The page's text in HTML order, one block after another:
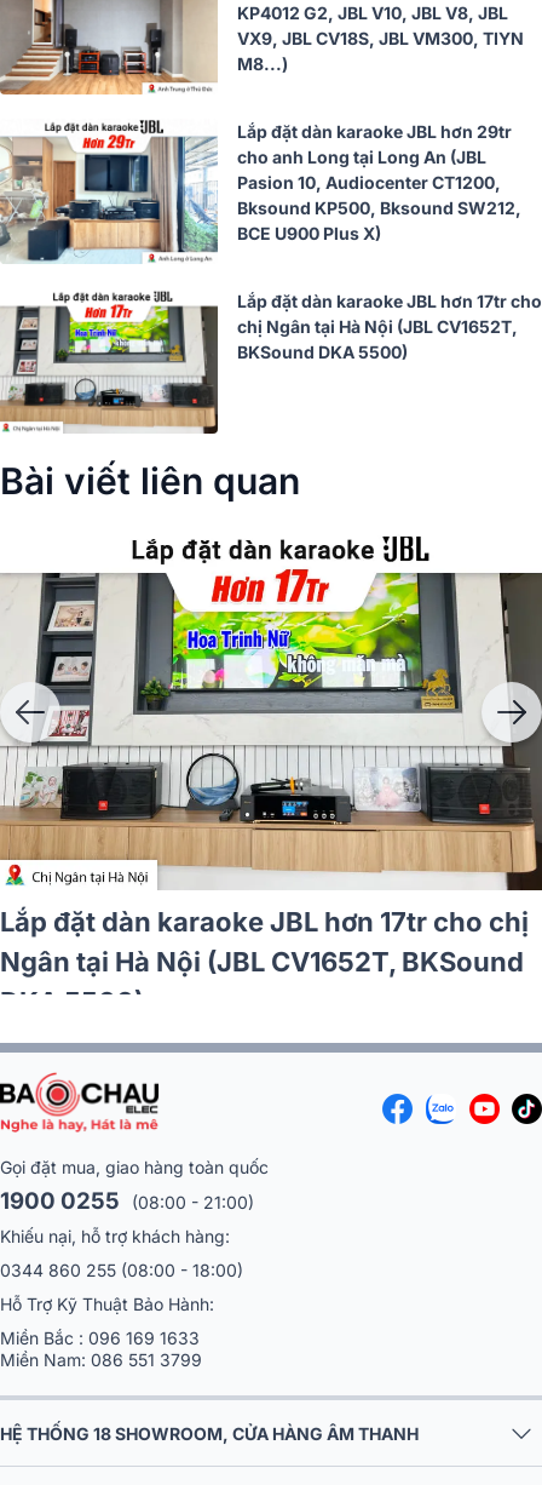
KP4012 G2, JBL V10, JBL V8, JBL
VX9, JBL CV18S, JBL VM300, TIYN
M8...)
Lắp đặt dàn karaoke JBL hơn 29tr
cho anh Long tại Long An (JBL
Pasion 10, Audiocenter CT1200,
Bksound KP500, Bksound SW212,
BCE U900 Plus X)
Lắp đặt dàn karaoke JBL hơn 17tr cho
chị Ngân tại Hà Nội (JBL CV1652T,
BKSound DKA 5500)
Bài viết liên quan
Lắp đặt dàn karaoke JBL hơn 17tr cho chị
Ngân tại Hà Nội (JBL CV1652T, BKSound
DKA 5500)
Gọi đặt mua, giao hàng toàn quốc
1900 0255
(08:00 - 21:00)
Khiếu nại, hỗ trợ khách hàng:
0344 860 255 (08:00 - 18:00)
Hỗ Trợ Kỹ Thuật Bảo Hành:
Miền Bắc : 096 169 1633
Miền Nam: 086 551 3799
HỆ THỐNG 18 SHOWROOM, CỬA HÀNG ÂM THANH